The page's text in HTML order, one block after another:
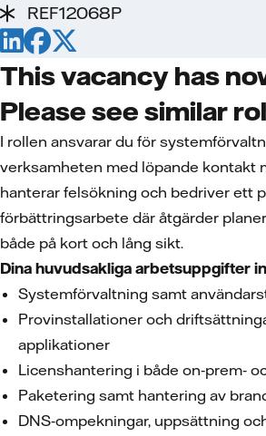
REF12068P
This vacancy has
Please see similar
I rollen ansvarar du för
verksamheten med löpande kontakt
hanterar felsökning och bedriver ett
förbättringsarbete där åtgärder
både på kort och lång sikt.
Dina huvudsakliga arbetsuppgifter
Systemförvaltning samt
Provinstallationer och
applikationer
Licenshantering i både on‑prem‑
Paketering samt hantering av
DNS‑ompekningar, uppsättning